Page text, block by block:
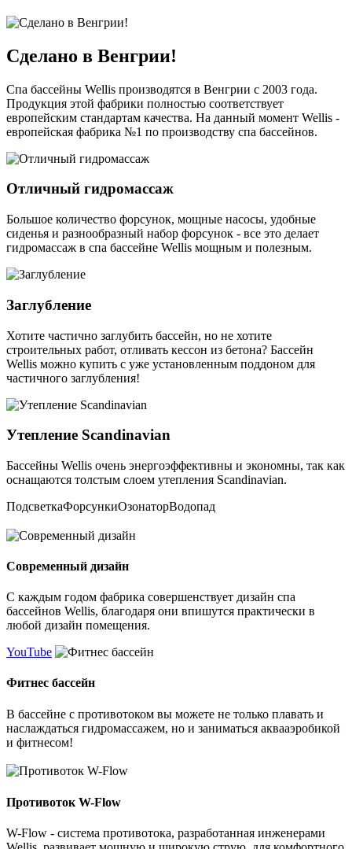
Сделано в Венгрии!
Спа бассейны Wellis производятся в Венгрии с 2003 года.
Продукция этой фабрики полностью соответствует
европейским стандартам качества. На данный момент Wellis -
европейская фабрика №1 по производству спа бассейнов.
Отличный гидромассаж
Большое количество форсунок, мощные насосы, удобные
сиденья и разнообразный набор форсунок - все это делает
гидромассаж в спа бассейне Wellis мощным и полезным.
Заглубление
Хотите частично заглубить бассейн, но не хотите
строительных работ, отливать кессон из бетона? Бассейн
Wellis можно купить с уже установленным поддоном для
частичного заглубления!
Утепление Scandinavian
Бассейны Wellis очень энергоэффективны и экономны, так как
оснащаются толстым слоем утепления Scandinavian.
ПодсветкаФорсункиОзонаторВодопад
Современный дизайн
С каждым годом фабрика совершенствует дизайн спа
бассейнов Wellis, благодаря они впишутся практически в
любой дизайн помещения.
YouTube
Фитнес бассейн
В бассейне с противотоком вы можете не только плавать и
наслаждаться гидромассажем, но и заниматься аквааэробикой
и фитнесом!
Противоток W-Flow
W-Flow - система противотока, разработанная инженерами